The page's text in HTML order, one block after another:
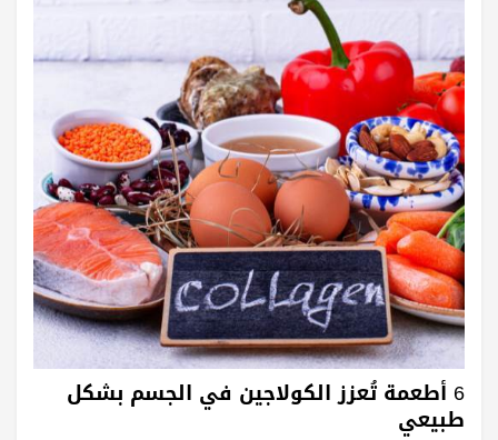
6 أطعمة تُعزز الكولاجين في الجسم بشكل
طبيعي